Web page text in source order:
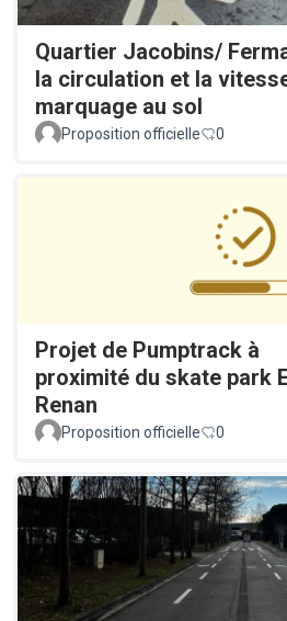
Quartier Jacobins/
la circulation et la
marquage au sol
Proposition officielle 0
Projet de Pumptrack à
proximité du skate park
Renan
Proposition officielle 0